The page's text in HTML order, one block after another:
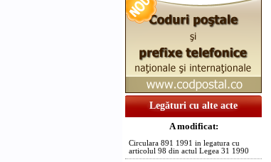
Legături cu alte acte
A modificat:
Circulara 891 1991 in legatura cu
articolul 98 din actul Legea 31 1990